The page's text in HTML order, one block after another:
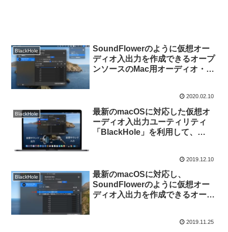
BlackHole
SoundFlowerのように仮想オー
ディオ入出力を作成できるオープ
ンソースのMac用オーディオ・ド
2020.02.10
BlackHole
最新のmacOSに対応した仮想オ
ーディオ入出力ユーティリティ
「BlackHole」を利用して、
2019.12.10
BlackHole
最新のmacOSに対応し、
SoundFlowerのように仮想オー
ディオ入出力を作成できるオープ
2019.11.25